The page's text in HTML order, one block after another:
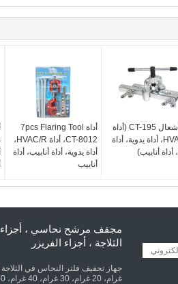
أداة 7pcs Flaring Tool
CT-8012، أداة HVAC/R،
أداة يدوية، أداة أنابيب، أداة
أنابيب
أداة إشعال CT-195 (أداة
HVAC/R، أداة يدوية، أداة
أداة أنابيب)
مجفف مرشح نحاسي ، أجزاء
الثلاجة ، أجزاء الفريزر